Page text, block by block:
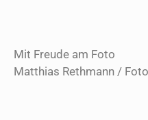
Mit Freude am Foto
Matthias Rethmann /